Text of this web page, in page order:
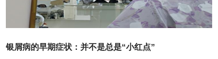
银屑病的早期症状：并不是总是“小红点”